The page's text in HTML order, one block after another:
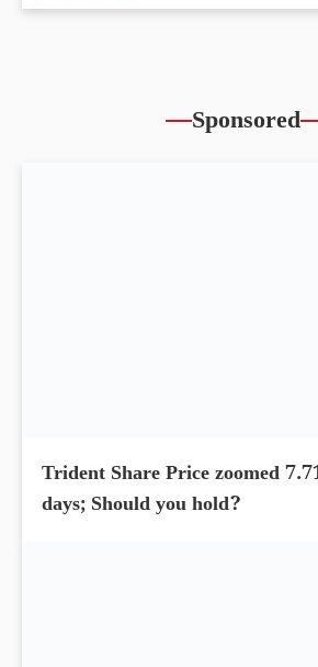
Sponsored
Trident Share Price zoomed
days; Should you hold?